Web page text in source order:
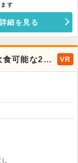
き物件ですので、幅広
時可能ですので、ぜひ
す
詳細を見る
可能な2階
VR